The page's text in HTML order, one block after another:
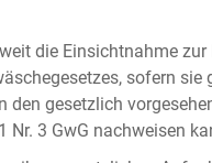
die Einsichtnahme
sofern sie
gesetzlich
Nr. 3 GwG nachweisen